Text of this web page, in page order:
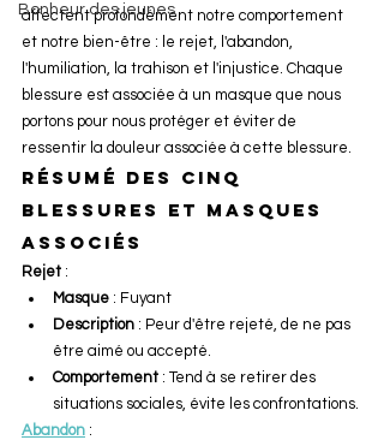
Bonheur des jeunes
affectent profondément notre comportement
et notre bien-être : le rejet, l'abandon,
l'humiliation, la trahison et l'injustice. Chaque
blessure est associée à un masque que nous
portons pour nous protéger et éviter de
ressentir la douleur associée à cette blessure.
Résumé des Cinq
Blessures et Masques
Associés
Rejet :
Masque : Fuyant
Description : Peur d'être rejeté, de ne pas
être aimé ou accepté.
Comportement : Tend à se retirer des
situations sociales, évite les confrontations.
Abandon :